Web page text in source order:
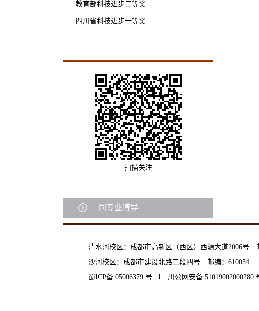
教育部科技进步二等奖
四川省科技进步一等奖
扫描关注
同专业博导
清水河校区：成都市高新区（西区）西源大道2006号
沙河校区：成都市建设北路二段四号 邮编：610054
蜀ICP备 05006379 号 I 川公网安备 51019002000280